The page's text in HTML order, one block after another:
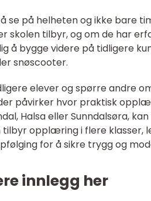
se på helheten og ikke bare
skolen tilbyr, og om de har
å bygge videre på tidligere
snøscooter.
elever og spørre andre
påvirker hvor praktisk
Halsa eller Sunndalsøra, kan
opplæring i flere klasser,
for å sikre trygg og
innlegg her